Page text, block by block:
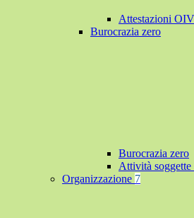
Attestazioni
Burocrazia zero
Burocrazia zero
Attività
Organizzazione 7